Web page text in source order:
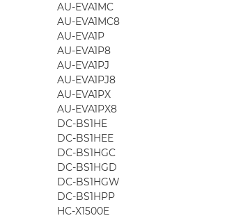
AU-EVA1MC
AU-EVA1MC8
AU-EVA1P
AU-EVA1P8
AU-EVA1PJ
AU-EVA1PJ8
AU-EVA1PX
AU-EVA1PX8
DC-BS1HE
DC-BS1HEE
DC-BS1HGC
DC-BS1HGD
DC-BS1HGW
DC-BS1HPP
HC-X1500E